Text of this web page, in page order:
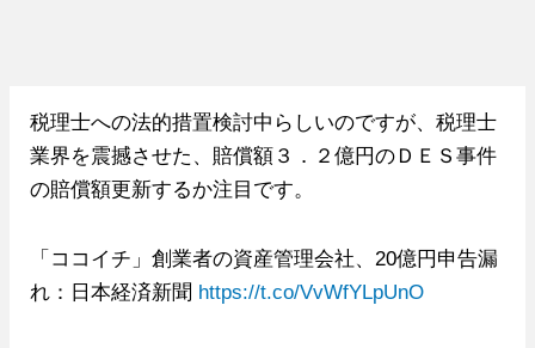
税理士への法的措置検討中らしいのですが、税理士
業界を震撼させた、賠償額３．２億円のＤＥＳ事件
の賠償額更新するか注目です。
「ココイチ」創業者の資産管理会社、20億円申告漏
れ：日本経済新聞 https://t.co/VvWfYLpUnO